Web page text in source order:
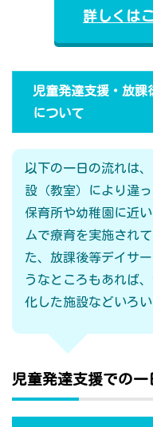
詳しくは
児童発達支援・放課
について
以下の一日の流れは
設（教室）により違
保育所や幼稚園に近
ムで療育を実施され
た、放課後等デイサ
うなところもあれば
化した施設などいろい
児童発達支援での一